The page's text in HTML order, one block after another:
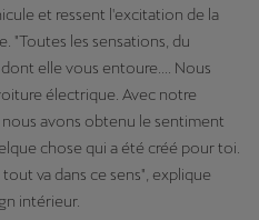
et ressent l'excitation de la
"Toutes les sensations, du
elle vous entoure.... Nous
électrique. Avec notre
avons obtenu le sentiment
chose qui a été créé pour toi.
va dans ce sens", explique
intérieur.